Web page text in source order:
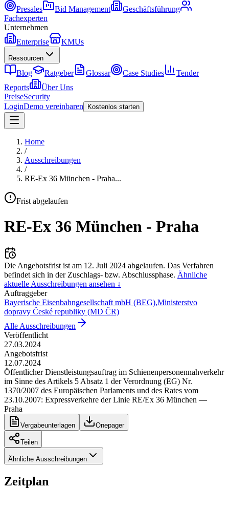
Presales
Bid Management
Geschäftsführung
Fachexperten
Unternehmen
Enterprise
KMUs
Ressourcen
Blog Ratgeber Glossar Case Studies
Tender
Reports
Über Uns
PreiseSecurity
LoginDemo vereinbaren Kostenlos starten
Home
/
Ausschreibungen
/
RE-Ex 36 München - Praha...
Frist abgelaufen
RE-Ex 36 München - Praha
Die Angebotsfrist ist am 12. Juli 2024 abgelaufen. Das Verfahren
befindet sich in der Zuschlags- bzw. Abschlussphase. Ähnliche
aktuelle Ausschreibungen ansehen ↓
Auftraggeber
Bayerische Eisenbahngesellschaft mbH (BEG),Ministerstvo
dopravy České republiky (MD ČR)
Alle Ausschreibungen
Veröffentlicht
27.03.2024
Angebotsfrist
12.07.2024
Öffentlicher Dienstleistungsauftrag im Schienenpersonennahverkehr
im Sinne des Artikels 5 Absatz 1 der Verordnung (EG) Nr.
1370/2007 des Europäischen Parlaments und des Rates vom
23.10.2007: Expressverkehre der Linie RE/Ex 36 München —
Praha
Vergabeunterlagen Onepager
Teilen
Ähnliche Ausschreibungen
Zeitplan